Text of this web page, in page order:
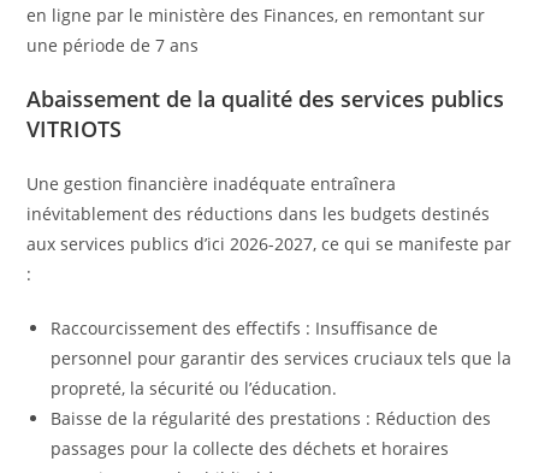
en ligne par le ministère des Finances, en remontant sur
une période de 7 ans
Abaissement de la qualité des services publics
VITRIOTS
Une gestion financière inadéquate entraînera
inévitablement des réductions dans les budgets destinés
aux services publics d’ici 2026-2027, ce qui se manifeste par
:
Raccourcissement des effectifs : Insuffisance de
personnel pour garantir des services cruciaux tels que la
propreté, la sécurité ou l’éducation.
Baisse de la régularité des prestations : Réduction des
passages pour la collecte des déchets et horaires